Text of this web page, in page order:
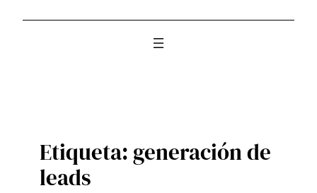
Etiqueta: generación de
leads